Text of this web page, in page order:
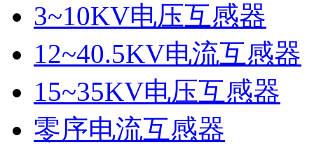
3~10KV电压互感器
12~40.5KV电流互感器
15~35KV电压互感器
零序电流互感器